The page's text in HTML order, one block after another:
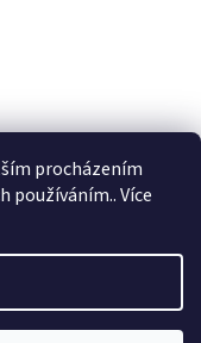
procházením
používáním.. Více